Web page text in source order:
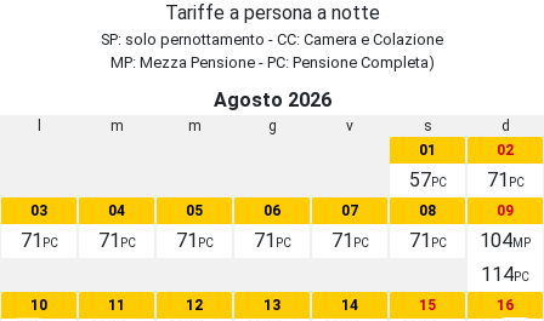
Tariffe a persona a notte
SP: solo pernottamento - CC: Camera e Colazione
MP: Mezza Pensione - PC: Pensione Completa)
Agosto 2026
m m g v s
d
01
57 PC
02
71 PC
03
71 PC
04
71 PC
05
71 PC
06
71 PC
07
71 PC
08
71 PC
09
104MP
114PC
10 11 12 13 14 15 16